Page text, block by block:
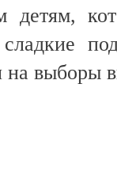
детям,
на выборы